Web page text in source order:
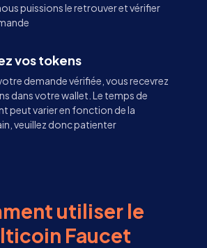
puissions le retrouver et vérifier
vos tokens
demande vérifiée, vous recevrez
dans votre wallet. Le temps de
peut varier en fonction de la
veuillez donc patienter
utiliser le
Faucet